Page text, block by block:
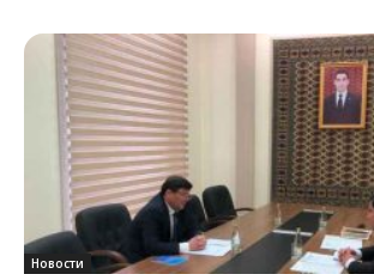
Новости